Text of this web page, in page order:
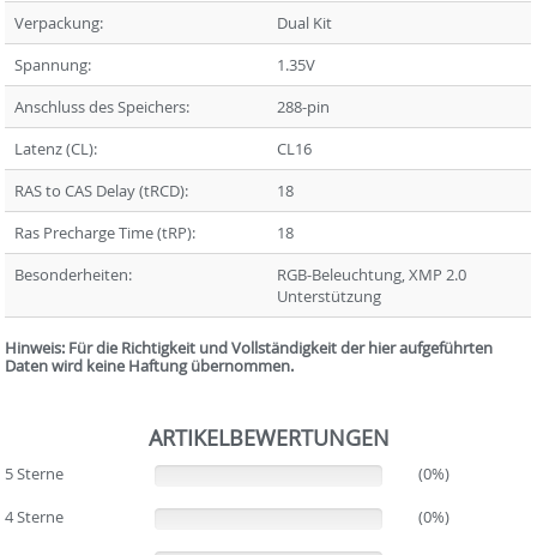
Verpackung:
Dual Kit
Spannung:
1.35V
Anschluss des Speichers:
288-pin
Latenz (CL):
CL16
RAS to CAS Delay (tRCD):
18
Ras Precharge Time (tRP):
18
Besonderheiten:
RGB-Beleuchtung, XMP 2.0
Unterstützung
Hinweis: Für die Richtigkeit und Vollständigkeit der hier aufgeführten
Daten wird keine Haftung übernommen.
ARTIKELBEWERTUNGEN
5 Sterne
(0%)
4 Sterne
(0%)